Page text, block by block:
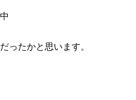
ったかと思います。